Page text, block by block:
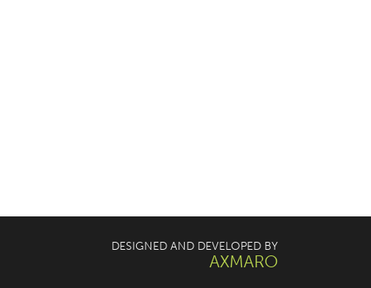
DESIGNED AND DEVELOPED BY
AXMARO